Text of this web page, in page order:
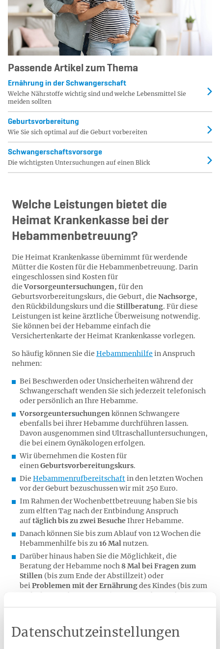
Datenschutzeinstellungen
Passende Artikel zum Thema
Er­näh­rung in der Schwan­ger­schaft
Welche Nährstoffe wichtig sind und welche Lebensmittel Sie
meiden sollten
Ge­burts­vor­be­rei­tung
Wie Sie sich optimal auf die Geburt vorbereiten
Schwan­ger­schafts­vor­sor­ge
Die wich­tigs­ten Un­ter­su­chun­gen auf einen Blick
Welche Leistungen bietet die
Heimat Krankenkasse bei der
Hebammenbetreuung?
Die Heimat Krankenkasse übernimmt für werdende
Mütter die Kosten für die Hebammenbetreuung. Darin
eingeschlossen sind Kosten für
dieVorsorgeuntersuchungen, für den
Geburtsvorbereitungskurs, die Geburt, die Nachsorge,
den Rückbildungskurs und die Stillberatung. Für diese
Leistungen ist keine ärztliche Überweisung notwendig.
Sie können bei der Hebamme einfach die
Versichertenkarte der Heimat Krankenkasse vorlegen.
So häufig können Sie die Hebammenhilfe in Anspruch
nehmen:
Bei Beschwerden oder Unsicherheiten während der
Schwangerschaft wenden Sie sich jederzeit telefonisch
oder persönlich an Ihre Hebamme.
Vorsorgeuntersuchungenkönnen Schwangere
ebenfalls bei ihrer Hebamme durchführen lassen.
Davon ausgenommen sind Ultraschalluntersuchungen,
die bei einem Gynäkologen erfolgen.
Wir übernehmen die Kosten für
einenGeburtsvorbereitungskurs.
Die Hebammenrufbereitschaftin den letzten Wochen
vor der Geburt bezuschussen wir mit 250 Euro.
Im Rahmen der Wochenbettbetreuung haben Sie bis
zum elften Tag nach der Entbindung Anspruch
auftäglich bis zu zwei BesucheIhrer Hebamme.
Danach können Sie bis zum Ablauf von 12 Wochen die
Hebammenhilfe bis zu16 Malnutzen.
Darüber hinaus haben Sie die Möglichkeit, die
Beratung der Hebamme noch8 Mal bei Fragen zum
Stillen (bis zum Ende der Abstillzeit) oder
beiProblemen mit der Ernährungdes Kindes (bis zum
Ende des 9. Lebensmonats) in Anspruch zu nehmen.